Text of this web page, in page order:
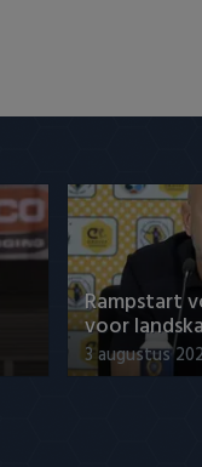
Rampstart
voor
3 augustus